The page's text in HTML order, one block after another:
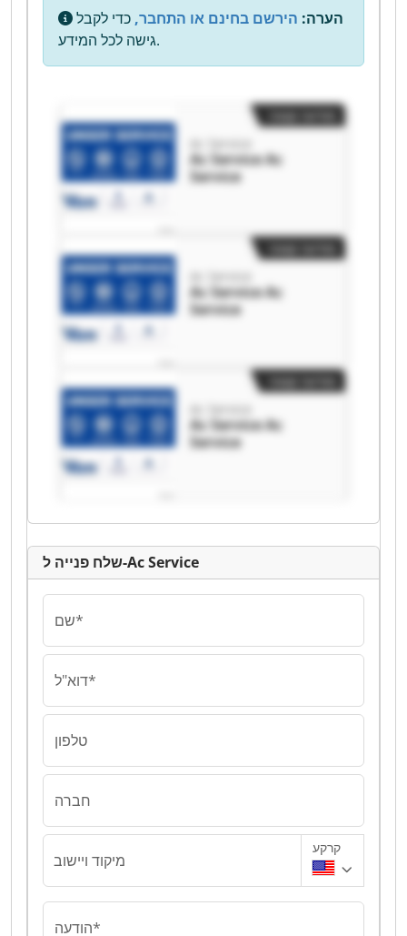
הערה: הירשם בחינם או התחבר, כדי לקבל
גישה לכל המידע.
Ac Service
Ac Service Ac
Service
Ac Service
Ac Service Ac
Service
Ac Service
Ac Service Ac
Service
שלח פנייה ל-Ac Service
שם*
דוא"ל*
טלפון
חברה
מיקוד ויישוב
קרקע
הודעה*